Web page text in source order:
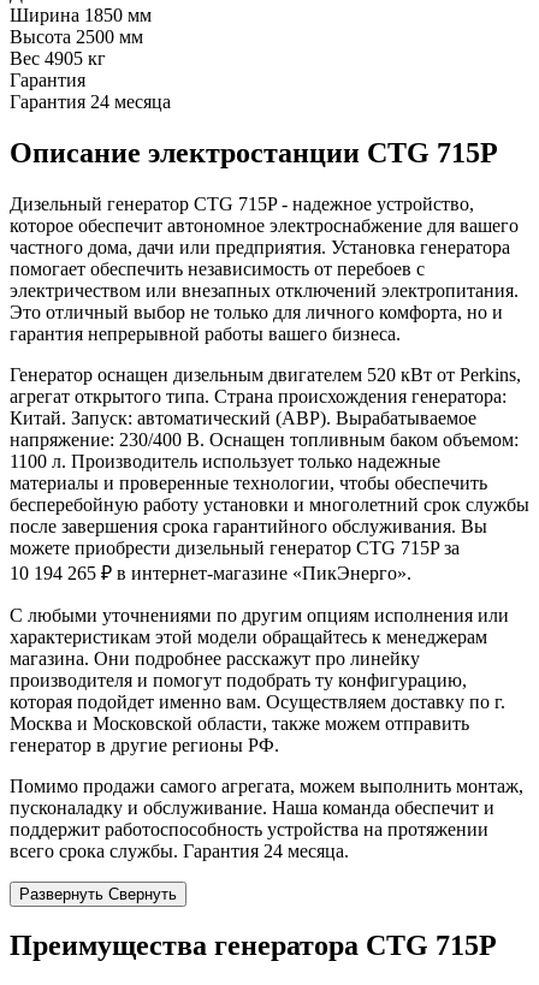
Ширина 1850 мм
Высота 2500 мм
Вес 4905 кг
Гарантия
Гарантия 24 месяца
Описание электростанции CTG 715P
Дизельный генератор CTG 715P - надежное устройство,
которое обеспечит автономное электроснабжение для вашего
частного дома, дачи или предприятия. Установка генератора
помогает обеспечить независимость от перебоев с
электричеством или внезапных отключений электропитания.
Это отличный выбор не только для личного комфорта, но и
гарантия непрерывной работы вашего бизнеса.
Генератор оснащен дизельным двигателем 520 кВт от Perkins,
агрегат открытого типа. Страна происхождения генератора:
Китай. Запуск: автоматический (АВР). Вырабатываемое
напряжение: 230/400 В. Оснащен топливным баком объемом:
1100 л. Производитель использует только надежные
материалы и проверенные технологии, чтобы обеспечить
бесперебойную работу установки и многолетний срок службы
после завершения срока гарантийного обслуживания. Вы
можете приобрести дизельный генератор CTG 715P за
10 194 265 ₽ в интернет-магазине «ПикЭнерго».
С любыми уточнениями по другим опциям исполнения или
характеристикам этой модели обращайтесь к менеджерам
магазина. Они подробнее расскажут про линейку
производителя и помогут подобрать ту конфигурацию,
которая подойдет именно вам. Осуществляем доставку по г.
Москва и Московской области, также можем отправить
генератор в другие регионы РФ.
Помимо продажи самого агрегата, можем выполнить монтаж,
пусконаладку и обслуживание. Наша команда обеспечит и
поддержит работоспособность устройства на протяжении
всего срока службы. Гарантия 24 месяца.
Развернуть Свернуть
Преимущества генератора CTG 715P